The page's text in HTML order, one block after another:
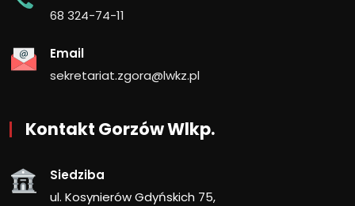
68 324-74-11
Email
sekretariat.zgora@lwkz.pl
Kontakt Gorzów Wlkp.
Siedziba
ul. Kosynierów Gdyńskich 75,